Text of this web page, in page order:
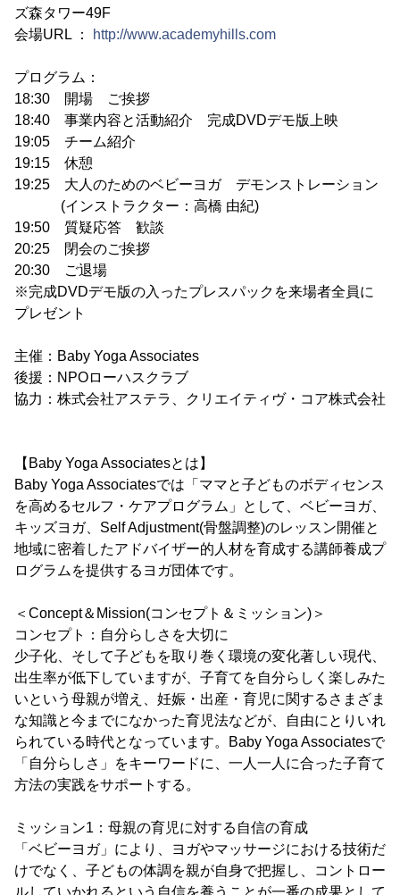
ズ森タワー49F
会場URL ：
http://www.academyhills.com
プログラム：
18:30 開場 ご挨拶
18:40 事業内容と活動紹介 完成DVDデモ版上映
19:05 チーム紹介
19:15 休憩
19:25 大人のためのベビーヨガ デモンストレーション
(インストラクター：高橋 由紀)
19:50 質疑応答 歓談
20:25 閉会のご挨拶
20:30 ご退場
※完成DVDデモ版の入ったプレスパックを来場者全員に
プレゼント
主催：Baby Yoga Associates
後援：NPOローハスクラブ
協力：株式会社アステラ、クリエイティヴ・コア株式会社
【Baby Yoga Associatesとは】
Baby Yoga Associatesでは「ママと子どものボディセンス
を高めるセルフ・ケアプログラム」として、ベビーヨガ、
キッズヨガ、Self Adjustment(骨盤調整)のレッスン開催と
地域に密着したアドバイザー的人材を育成する講師養成プ
ログラムを提供するヨガ団体です。
＜Concept＆Mission(コンセプト＆ミッション)＞
コンセプト：自分らしさを大切に
少子化、そして子どもを取り巻く環境の変化著しい現代、
出生率が低下していますが、子育てを自分らしく楽しみた
いという母親が増え、妊娠・出産・育児に関するさまざま
な知識と今までになかった育児法などが、自由にとりいれ
られている時代となっています。Baby Yoga Associatesで
「自分らしさ」をキーワードに、一人一人に合った子育て
方法の実践をサポートする。
ミッション1：母親の育児に対する自信の育成
「ベビーヨガ」により、ヨガやマッサージにおける技術だ
けでなく、子どもの体調を親が自身で把握し、コントロー
ルしていかれるという自信を養うことが一番の成果として